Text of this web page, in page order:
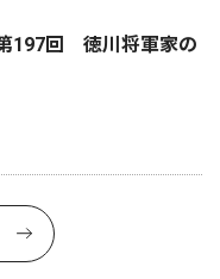
197回 徳川将軍家の